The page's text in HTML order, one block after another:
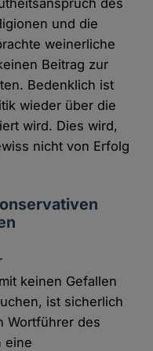
und die
weinerliche
Beitrag zur
Bedenklich ist
wieder über die
wird. Dies wird,
nicht von Erfolg
keinen Gefallen
ist sicherlich
Wortführer des
eine